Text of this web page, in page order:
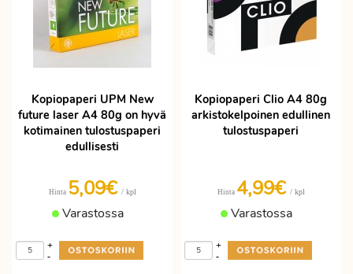
Kopiopaperi UPM New
future laser A4 80g on hyvä
kotimainen tulostuspaperi
edullisesti
Hinta 5,09€ / kpl
Varastossa
-
+
Kopiopaperi Clio A4 80g
arkistokelpoinen edullinen
tulostuspaperi
Hinta 4,99€ / kpl
Varastossa
-
+